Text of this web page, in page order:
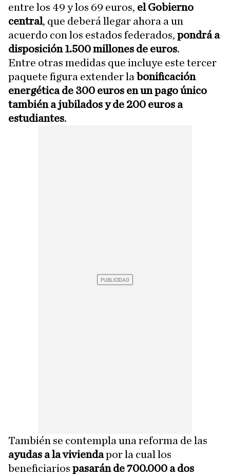
entre los 49 y los 69 euros, el Gobierno
central, que deberá llegar ahora a un
acuerdo con los estados federados, pondrá a
disposición 1.500 millones de euros.
Entre otras medidas que incluye este tercer
paquete figura extender la bonificación
energética de 300 euros en un pago único
también a jubilados y de 200 euros a
estudiantes.
También se contempla una reforma de las
ayudas a la viviendapor la cual los
beneficiarios pasarán de 700.000 a dos